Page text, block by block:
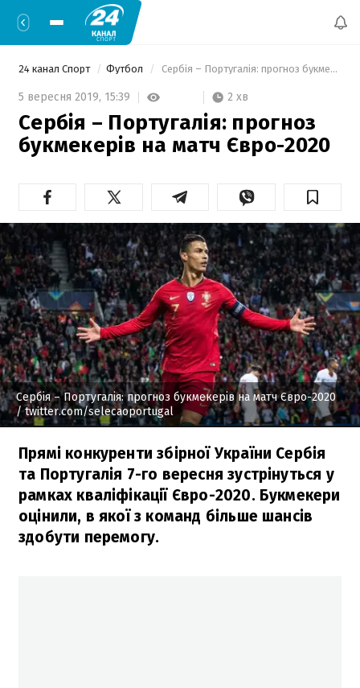
24 канал Спорт Футбол Сербія – Португалія: прогноз букмекерів на матч Євро-2020
5 вересня 2019, 15:39 2 хв
Сербія – Португалія: прогноз
букмекерів на матч Євро-2020
Сербія – Португалія: прогноз букмекерів на матч Євро-2020
/ twitter.com/selecaoportugal
Прямі конкуренти збірної України Сербія
та Португалія 7-го вересня зустрінуться у
рамках кваліфікації Євро-2020. Букмекери
оцінили, в якої з команд більше шансів
здобути перемогу.